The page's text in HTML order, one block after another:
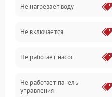
Датчики
Нагрев
Вода
Гигиена
Не нагревает воду
Не включается
Не работает насос
Не работает панель
управления